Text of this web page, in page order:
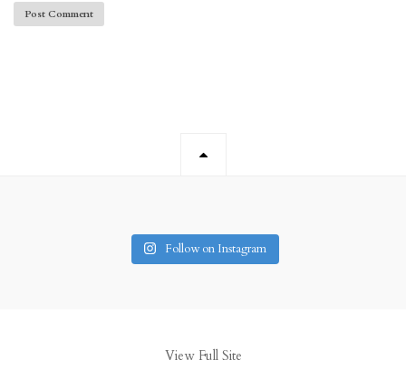
Follow on Instagram
View Full Site